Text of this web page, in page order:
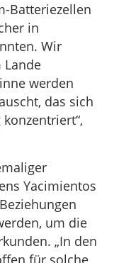
Batteriezellen
in
Wir
werden
das sich
Yacimientos
um die
„In den
für solche